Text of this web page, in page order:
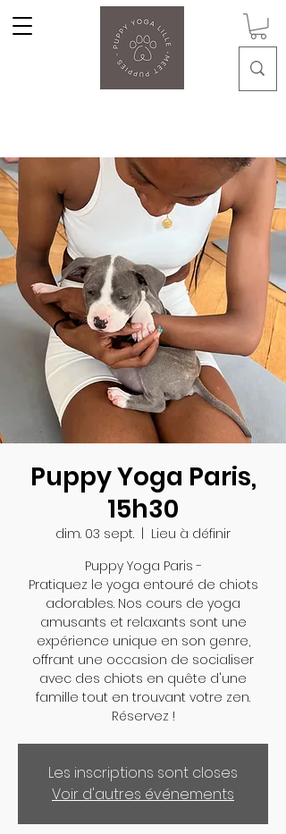
Puppy Yoga Paris,
15h30
dim. 03 sept.
  |
Lieu à définir
Puppy Yoga Paris -
Pratiquez le yoga entouré de chiots
adorables. Nos cours de yoga
amusants et relaxants sont une
expérience unique en son genre,
offrant une occasion de socialiser
avec des chiots en quête d'une
famille tout en trouvant votre zen.
Réservez !
Les inscriptions sont closes
Voir d'autres événements